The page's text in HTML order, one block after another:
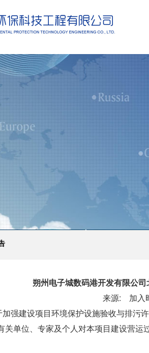
朔州电子城数码港开发有限公
来源: 加入
强建设项目环境保护设施验收与排污
关单位、专家及个人对本项目建设营运